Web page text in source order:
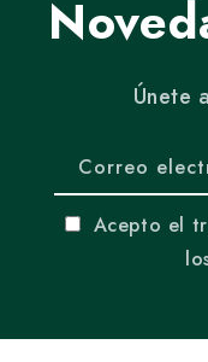
Únete
Correo
Acepto el